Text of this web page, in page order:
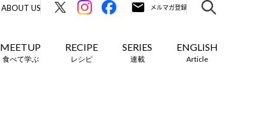
ABOUT US
MEETUP
食べて学ぶ
RECIPE
レシピ
SERIES
連載
ENGLISH
Article